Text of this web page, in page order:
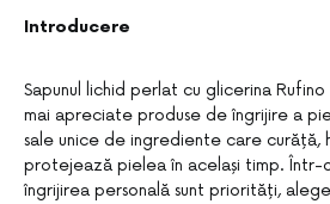
Introducere
Sapunul lichid perlat cu glicerina
mai apreciate produse de îngrijire a
sale unice de ingrediente care curăță,
protejează pielea în același timp. Într-
îngrijirea personală sunt priorități,